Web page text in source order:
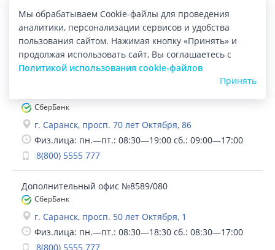
СберБанк
г. Саранск, ул. Косарева, 1а
Физ.лица: пн.—пт.: 09:00—18:00
8(800) 5555 777
СберБанк
г. Саранск, просп. 70 лет Октября, 86
Физ.лица: пн.—пт.: 08:30—19:00 сб.: 09:00—17:00
8(800) 5555 777
Дополнительный офис №8589/080
СберБанк
г. Саранск, просп. 50 лет Октября, 1
Физ.лица: пн.—пт.: 08:30—18:30 сб.: 08:30—17:00
8(800) 5555 777
Мы обрабатываем Cookie-файлы для проведения
аналитики, персонализации сервисов и удобства
пользования сайтом. Нажимая кнопку «Принять» и
продолжая использовать сайт, Вы соглашаетесь с
Политикой использования cookie-файлов
Принять